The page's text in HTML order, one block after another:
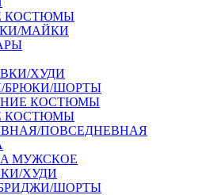
КОСТЮМЫ
МАЙКИ
ХУДИ
БРЮКИ/ШОРТЫ
КОСТЮМЫ
КОСТЮМЫ
ПОВСЕДНЕВНАЯ
МУЖСКОЕ
ХУДИ
ШОРТЫ